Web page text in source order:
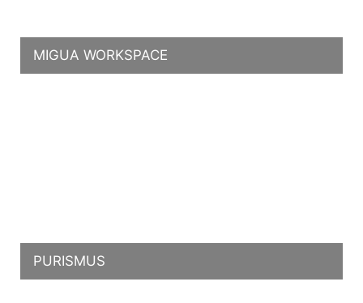
MIGUA WORKSPACE
PURISMUS